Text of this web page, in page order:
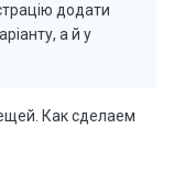
додати
а й у
Как сделаем